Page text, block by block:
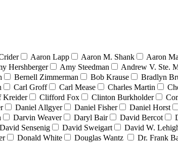
Aaron Lapp Aaron M. Shank Aaron
Hershberger Amy Steedman Andrew V. Ste.
Bernell Zimmerman Bob Krause Bradlyn
Carl Groff Carl Mease Charles Martin
Kreider Clifford Fox Clinton Burkholder
Daniel Allgyer Daniel Fisher Daniel Horst
Darvin Weaver Daryl Bair David Bercot
David Sensenig David Sweigart David W.
Donald White Douglas Wantz Dr. Frank